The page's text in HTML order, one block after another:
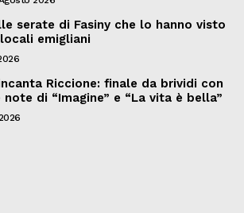
serate di Fasiny che lo hanno visto
emigliani
Riccione: finale da brividi con
di “Imagine” e “La vita è bella”